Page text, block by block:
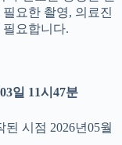
요한 촬영, 의료진
요합니다.
일 11시47분
시점 2026년05월